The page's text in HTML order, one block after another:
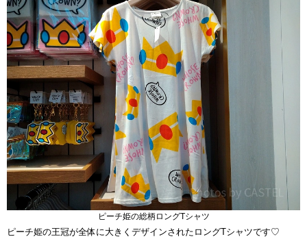
ピーチ姫の総柄ロングTシャツ
ピーチ姫の王冠が全体に大きくデザインされたロングTシャツです♡